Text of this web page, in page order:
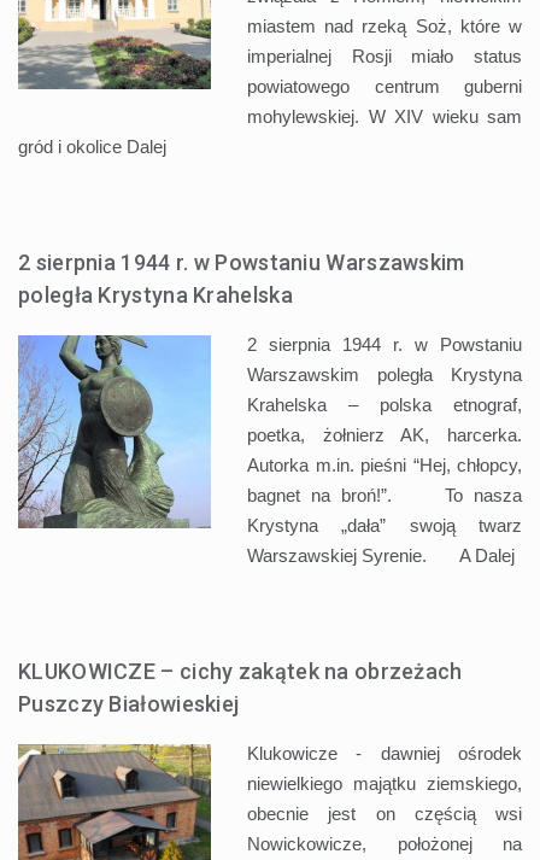
miastem nad rzeką Soż, które w
imperialnej Rosji miało status
powiatowego centrum guberni
mohylewskiej. W XIV wieku sam
gród i okolice Dalej
2 sierpnia 1944 r. w Powstaniu Warszawskim
poległa Krystyna Krahelska
2 sierpnia 1944 r. w Powstaniu
Warszawskim poległa Krystyna
Krahelska – polska etnograf,
poetka, żołnierz AK, harcerka.
Autorka m.in. pieśni “Hej, chłopcy,
bagnet na broń!”. To nasza
Krystyna „dała” swoją twarz
Warszawskiej Syrenie. A Dalej
KLUKOWICZE – cichy zakątek na obrzeżach
Puszczy Białowieskiej
Klukowicze - dawniej ośrodek
niewielkiego majątku ziemskiego,
obecnie jest on częścią wsi
Nowickowicze, położonej na